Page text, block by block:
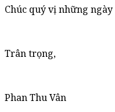
Chúc quý vị những
Trân trọng,
Phan Thu Vân